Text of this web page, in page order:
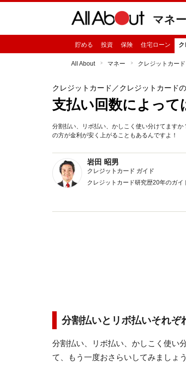
マネー
貯める 投資 保険 住宅ローン ク
All About マネー クレジットカー
クレジットカード ／クレジットカード
支払い回数によって
分割払い、リボ払い、かしこく使い分けてます
の方が金利が安く上がることもあるんですよ！
岩田 昭男
クレジットカード ガイド
クレジットカード研究歴20年のガイ
分割払いとリボ払いそれぞ
分割払い、リボ払い、かしこく使い
て、もう一度おさらいしてみましょ